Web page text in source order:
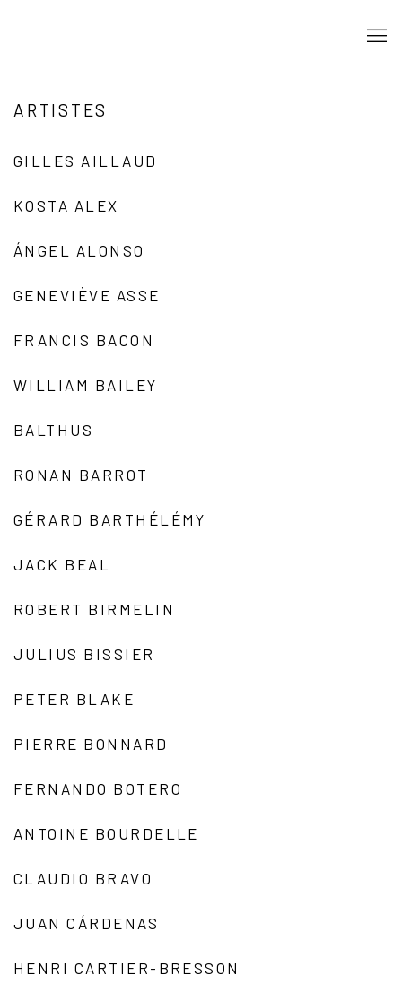
ARTISTES
GILLES AILLAUD
KOSTA ALEX
ÁNGEL ALONSO
GENEVIÈVE ASSE
FRANCIS BACON
WILLIAM BAILEY
BALTHUS
RONAN BARROT
GÉRARD BARTHÉLÉMY
JACK BEAL
ROBERT BIRMELIN
JULIUS BISSIER
PETER BLAKE
PIERRE BONNARD
FERNANDO BOTERO
ANTOINE BOURDELLE
CLAUDIO BRAVO
JUAN CÁRDENAS
HENRI CARTIER-BRESSON